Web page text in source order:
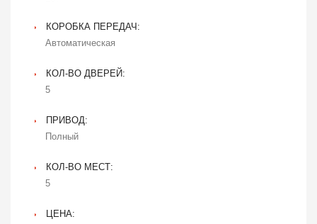
КОРОБКА ПЕРЕДАЧ:
Автоматическая
КОЛ-ВО ДВЕРЕЙ:
5
ПРИВОД:
Полный
КОЛ-ВО МЕСТ:
5
ЦЕНА: